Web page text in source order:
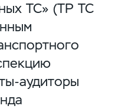
ТС» (ТР ТС
аудиторы